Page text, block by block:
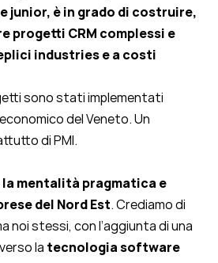
junior, è in grado di costruire,
progetti CRM complessi e
industries e a costi
sono stati implementati
del Veneto. Un
di PMI.
mentalità pragmatica e
del Nord Est. Crediamo di
noi stessi, con l’aggiunta di una
la tecnologia software